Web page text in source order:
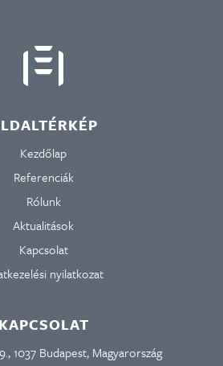
Kezdőlap
Referenciák
Rólunk
Aktualitások
Kapcsolat
nyilatkozat
KAPCSOLAT
1037 Budapest, Magyarország